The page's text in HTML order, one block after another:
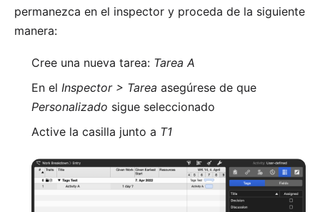
permanezca en el inspector y proceda de la siguiente
manera:
Cree una nueva tarea: Tarea A
En el Inspector > Tarea asegúrese de que
Personalizado sigue seleccionado
Active la casilla junto a T1